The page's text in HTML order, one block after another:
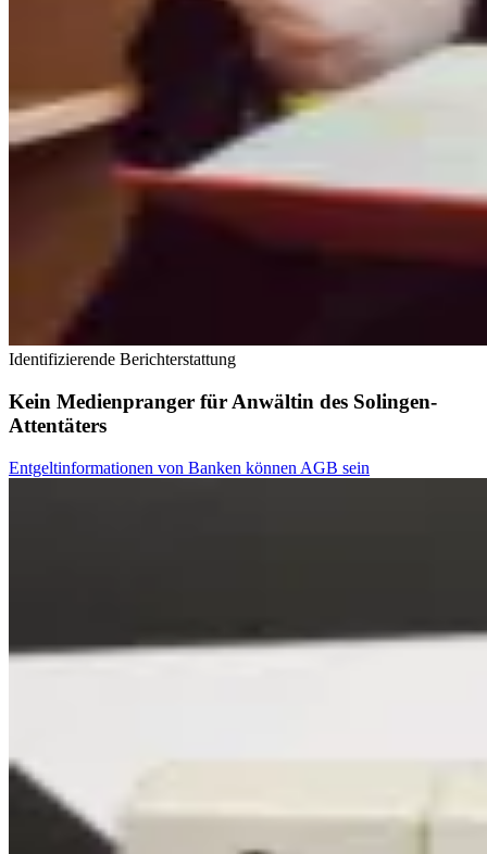
Identifizierende Berichterstattung
Kein Medienpranger für Anwältin des Solingen-
Attentäters
Entgeltinformationen von Banken können AGB sein